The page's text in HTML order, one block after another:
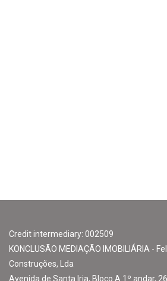
Credit intermediary: 002509
KONCLUSÃO MEDIAÇÃO IMOBILIÁRIA -
Construções, Lda
Avenida de Santa Iria, Bloco A 1º andar,